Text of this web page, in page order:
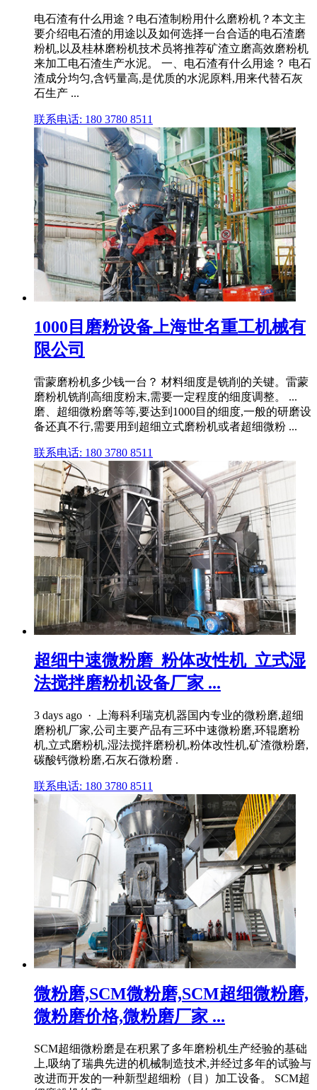
电石渣有什么用途？电石渣制粉用什么磨粉机？本文主
要介绍电石渣的用途以及如何选择一台合适的电石渣磨
粉机,以及桂林磨粉机技术员将推荐矿渣立磨高效磨粉机
来加工电石渣生产水泥。 一、电石渣有什么用途？ 电石
渣成分均匀,含钙量高,是优质的水泥原料,用来代替石灰
石生产 ...
联系电话: 180 3780 8511
1000目磨粉设备上海世名重工机械有
限公司
雷蒙磨粉机多少钱一台？ 材料细度是铣削的关键。雷蒙
磨粉机铣削高细度粉末,需要一定程度的细度调整。 ...
磨、超细微粉磨等等,要达到1000目的细度,一般的研磨设
备还真不行,需要用到超细立式磨粉机或者超细微粉 ...
联系电话: 180 3780 8511
超细中速微粉磨_粉体改性机_立式湿
法搅拌磨粉机设备厂家 ...
3 days ago · 上海科利瑞克机器国内专业的微粉磨,超细
磨粉机厂家,公司主要产品有三环中速微粉磨,环辊磨粉
机,立式磨粉机,湿法搅拌磨粉机,粉体改性机,矿渣微粉磨,
碳酸钙微粉磨,石灰石微粉磨 .
联系电话: 180 3780 8511
微粉磨,SCM微粉磨,SCM超细微粉磨,
微粉磨价格,微粉磨厂家 ...
SCM超细微粉磨是在积累了多年磨粉机生产经验的基础
上,吸纳了瑞典先进的机械制造技术,并经过多年的试验与
改进而开发的一种新型超细粉（目）加工设备。 SCM超